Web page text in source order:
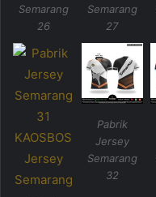
Semarang
26
Semarang
27
Pabrik
Jersey
Semarang
32